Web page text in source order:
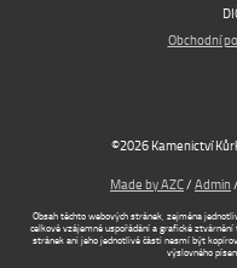
Obchodní
©2026 Kamenictví
Made by AZC/Admin/
Obsah těchto webových stránek, zejména
celkové vzájemné uspořádání a grafické
stránek ani jeho jednotlivé části nesmí být
výslovného